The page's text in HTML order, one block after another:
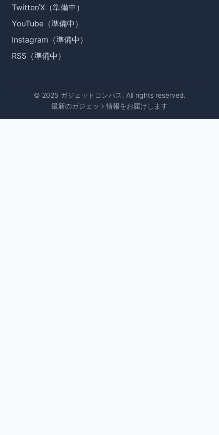
Twitter/X（準備中）
YouTube（準備中）
Instagram（準備中）
RSS（準備中）
© 2025 ガジェットコンパス. All rights reserved.
最新のガジェット情報をお届けします